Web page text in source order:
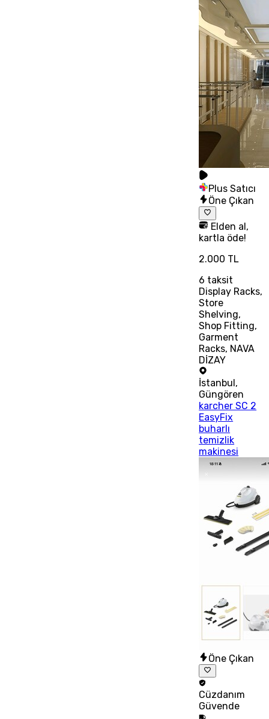
Plus Satıcı
Öne Çıkan
Elden al,
kartla öde!
2.000 TL
6 taksit
Display Racks,
Store
Shelving,
Shop Fitting,
Garment
Racks, NAVA
DİZAY
İstanbul,
Güngören
karcher SC 2
EasyFix
buharlı
temizlik
makinesi
Öne Çıkan
Cüzdanım
Güvende